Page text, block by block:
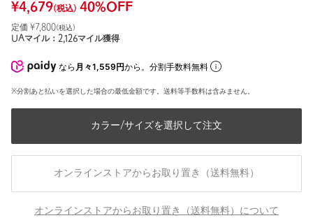
¥4,679(税込) 40%OFF
定価 ¥7,800(税込)
UAマイル： 2,126マイル獲得
なら 月々1,559円から。分割手数料無料
※分割あと払いを選択した場合の最低金額です。送料等手数料は含みません。
カラー/サイズを選択して注文
オンラインストアからお取り置き（送料無料）
オンラインストアからお取り置き（送料無料）について